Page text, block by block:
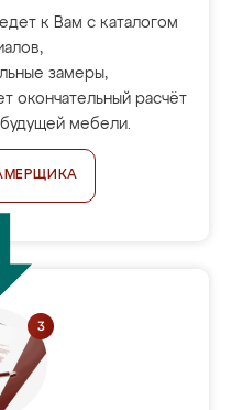
к Вам с каталогом
замеры,
окончательный расчёт
мебели.